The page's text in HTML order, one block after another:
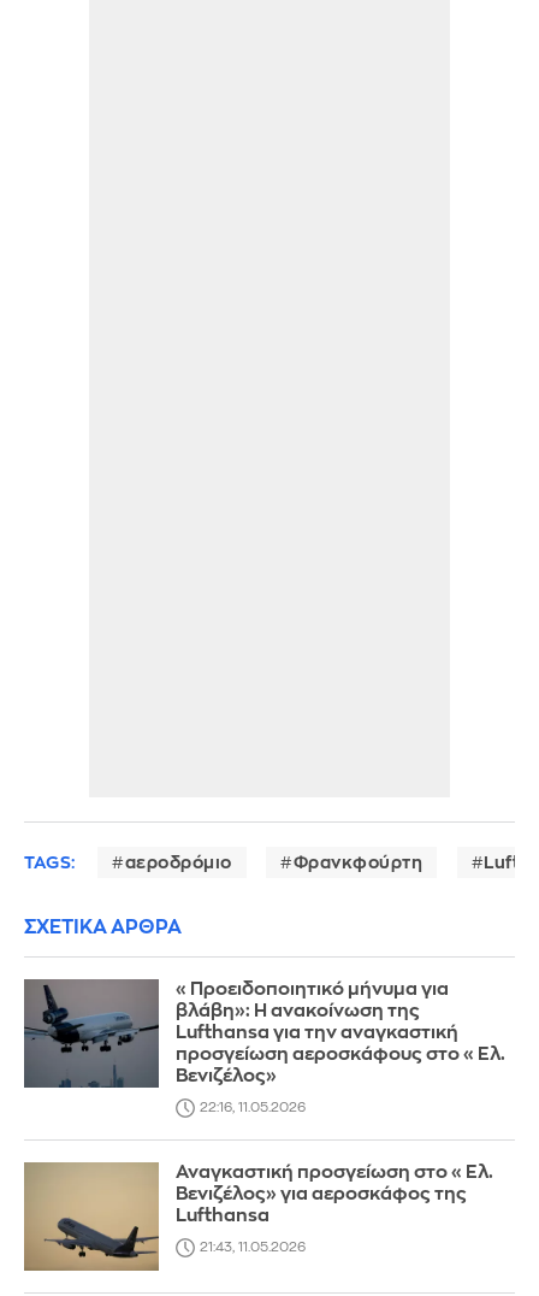
TAGS: αεροδρόμιο Φρανκφούρτη
ΣΧΕΤΙΚΑ ΑΡΘΡΑ
«Προειδοποιητικό μήνυμα για
βλάβη»: Η ανακοίνωση της
Lufthansa για την αναγκαστική
προσγείωση αεροσκάφους στο «Ελ.
Βενιζέλος»
22:16, 11.05.2026
Αναγκαστική προσγείωση στο «Ελ.
Βενιζέλος» για αεροσκάφος της
Lufthansa
21:43, 11.05.2026